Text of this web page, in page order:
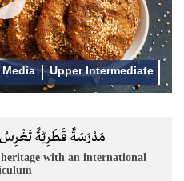
Upper Intermediate
مَدْرَسَةٌ قَطَرِيَّةٌ تَغْرِسُ
with an international